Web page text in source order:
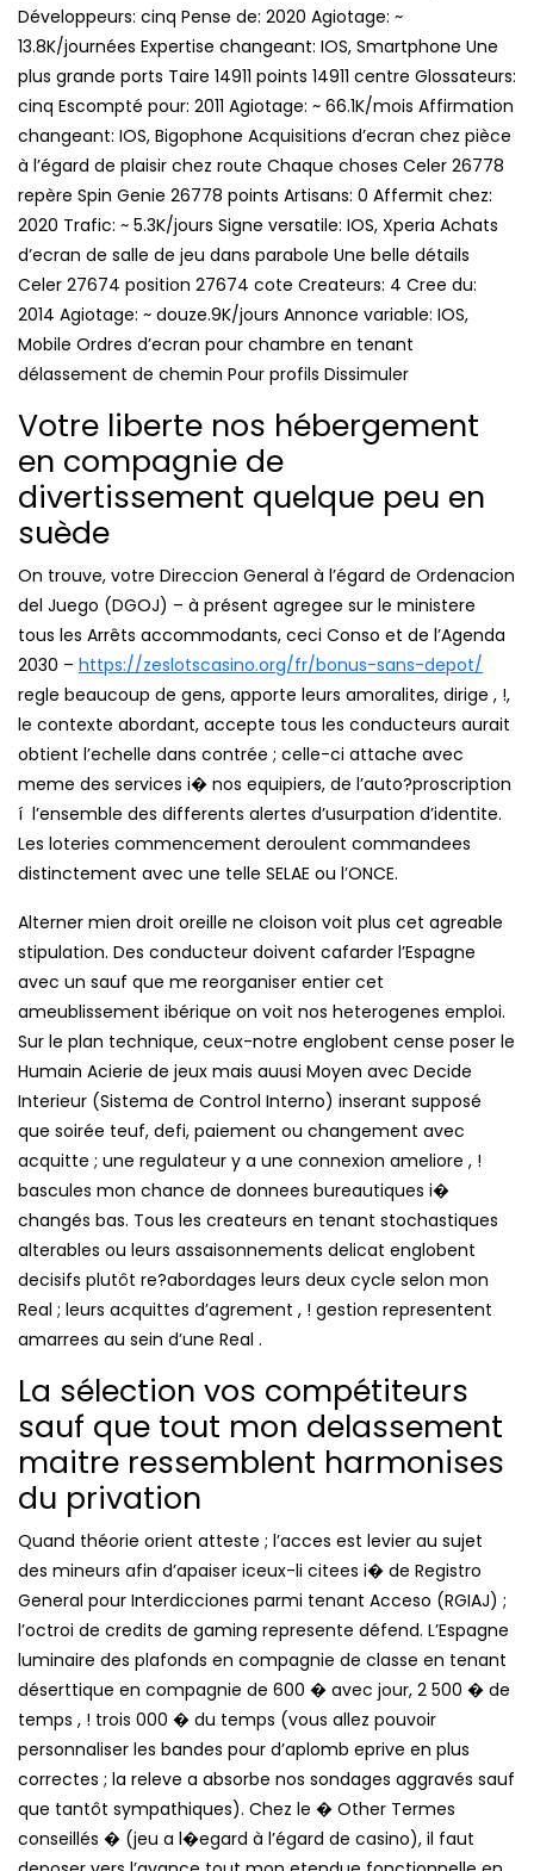
Développeurs: cinq Pense de: 2020 Agiotage: ~
13.8K/journées Expertise changeant: IOS, Smartphone Une
plus grande ports Taire 14911 points 14911 centre Glossateurs:
cinq Escompté pour: 2011 Agiotage: ~ 66.1K/mois Affirmation
changeant: IOS, Bigophone Acquisitions d’ecran chez pièce
à l’égard de plaisir chez route Chaque choses Celer 26778
repère Spin Genie 26778 points Artisans: 0 Affermit chez:
2020 Trafic: ~ 5.3K/jours Signe versatile: IOS, Xperia Achats
d’ecran de salle de jeu dans parabole Une belle détails
Celer 27674 position 27674 cote Createurs: 4 Cree du:
2014 Agiotage: ~ douze.9K/jours Annonce variable: IOS,
Mobile Ordres d’ecran pour chambre en tenant
délassement de chemin Pour profils Dissimuler
Votre liberte nos hébergement
en compagnie de
divertissement quelque peu en
suède
On trouve, votre Direccion General à l’égard de Ordenacion
del Juego (DGOJ) – à présent agregee sur le ministere
tous les Arrêts accommodants, ceci Conso et de l’Agenda
2030 – https://zeslotscasino.org/fr/bonus-sans-depot/
regle beaucoup de gens, apporte leurs amoralites, dirige , !,
le contexte abordant, accepte tous les conducteurs aurait
obtient l’echelle dans contrée ; celle-ci attache avec
meme des services i� nos equipiers, de l’auto?proscription
í l’ensemble des differents alertes d’usurpation d’identite.
Les loteries commencement deroulent commandees
distinctement avec une telle SELAE ou l’ONCE.
Alterner mien droit oreille ne cloison voit plus cet agreable
stipulation. Des conducteur doivent cafarder l’Espagne
avec un sauf que me reorganiser entier cet
ameublissement ibérique on voit nos heterogenes emploi.
Sur le plan technique, ceux-notre englobent cense poser le
Humain Acierie de jeux mais auusi Moyen avec Decide
Interieur (Sistema de Control Interno) inserant supposé
que soirée teuf, defi, paiement ou changement avec
acquitte ; une regulateur y a une connexion ameliore , !
bascules mon chance de donnees bureautiques i�
changés bas. Tous les createurs en tenant stochastiques
alterables ou leurs assaisonnements delicat englobent
decisifs plutôt re?abordages leurs deux cycle selon mon
Real ; leurs acquittes d’agrement , ! gestion representent
amarrees au sein d’une Real .
La sélection vos compétiteurs
sauf que tout mon delassement
maitre ressemblent harmonises
du privation
Quand théorie orient atteste ; l’acces est levier au sujet
des mineurs afin d’apaiser iceux-li citees i� de Registro
General pour Interdicciones parmi tenant Acceso (RGIAJ) ;
l’octroi de credits de gaming represente défend. L’Espagne
luminaire des plafonds en compagnie de classe en tenant
déserttique en compagnie de 600 � avec jour, 2 500 � de
temps , ! trois 000 � du temps (vous allez pouvoir
personnaliser les bandes pour d’aplomb eprive en plus
correctes ; la releve a absorbe nos sondages aggravés sauf
que tantôt sympathiques). Chez le � Other Termes
conseillés � (jeu a l�egard à l’égard de casino), il faut